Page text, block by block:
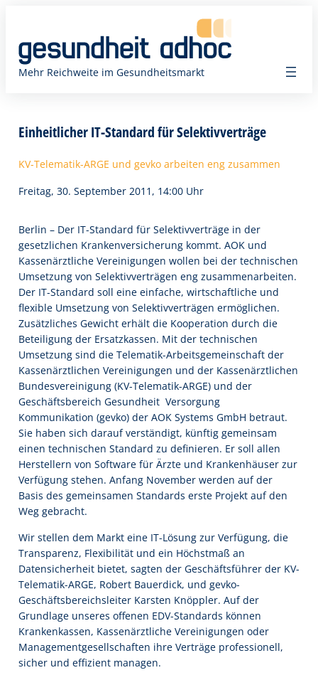
springen
Mehr Reichweite im Gesundheitsmarkt
Einheitlicher IT-Standard für Selektivverträge
KV-Telematik-ARGE und gevko arbeiten eng zusammen
Freitag, 30. September 2011, 14:00 Uhr
Berlin – Der IT-Standard für Selektivverträge in der
gesetzlichen Krankenversicherung kommt. AOK und
Kassenärztliche Vereinigungen wollen bei der technischen
Umsetzung von Selektivverträgen eng zusammenarbeiten.
Der IT-Standard soll eine einfache, wirtschaftliche und
flexible Umsetzung von Selektivverträgen ermöglichen.
Zusätzliches Gewicht erhält die Kooperation durch die
Beteiligung der Ersatzkassen. Mit der technischen
Umsetzung sind die Telematik-Arbeitsgemeinschaft der
Kassenärztlichen Vereinigungen und der Kassenärztlichen
Bundesvereinigung (KV-Telematik-ARGE) und der
Geschäftsbereich Gesundheit  Versorgung 
Kommunikation (gevko) der AOK Systems GmbH betraut.
Sie haben sich darauf verständigt, künftig gemeinsam
einen technischen Standard zu definieren. Er soll allen
Herstellern von Software für Ärzte und Krankenhäuser zur
Verfügung stehen. Anfang November werden auf der
Basis des gemeinsamen Standards erste Projekt auf den
Weg gebracht.
Wir stellen dem Markt eine IT-Lösung zur Verfügung, die
Transparenz, Flexibilität und ein Höchstmaß an
Datensicherheit bietet, sagten der Geschäftsführer der KV-
Telematik-ARGE, Robert Bauerdick, und gevko-
Geschäftsbereichsleiter Karsten Knöppler. Auf der
Grundlage unseres offenen EDV-Standards können
Krankenkassen, Kassenärztliche Vereinigungen oder
Managementgesellschaften ihre Verträge professionell,
sicher und effizient managen.